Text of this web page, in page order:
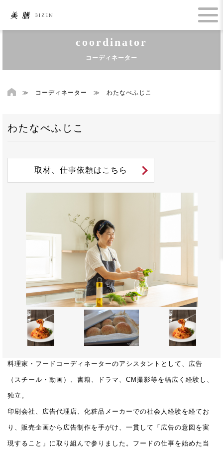
coordinator
コーディネーター
≫ コーディネーター ≫ わたなべふじこ
わたなべふじこ
取材、仕事依頼はこちら
料理家・フードコーディネーターのアシスタントとして、広告
（スチール・動画）、書籍、ドラマ、CM撮影等を幅広く経験し、
独立。
印刷会社、広告代理店、化粧品メーカーでの社会人経験を経てお
り、販売企画から広告制作を手がけ、一貫して「広告の意図を実
現すること」に取り組んで参りました。フードの仕事を始めた当